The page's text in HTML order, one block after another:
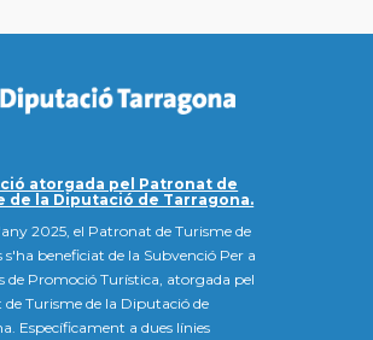
atorgada pel Patronat de
de la Diputació de Tarragona.
2025, el Patronat de Turisme de
s'ha beneficiat de la Subvenció Per a
de Promoció Turística, atorgada pel
Turisme de la Diputació de
Específicament a dues línies